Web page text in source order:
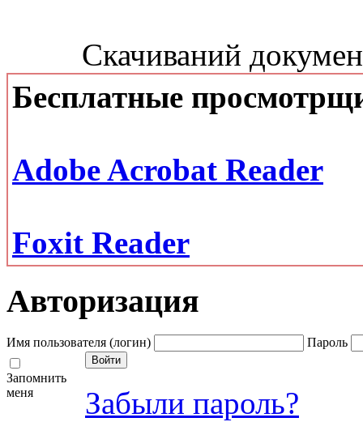
Скачиваний
Бесплатные
Adobe Acrobat Reader
Foxit Reader
Авторизация
Имя пользователя (логин) Пароль
Запомнить
меня
Забыли пароль?